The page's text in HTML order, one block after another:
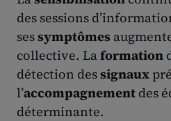
des sessions
sessymptômes
collective. Laformation
détection dessignaux
l’accompagnement des
déterminante.